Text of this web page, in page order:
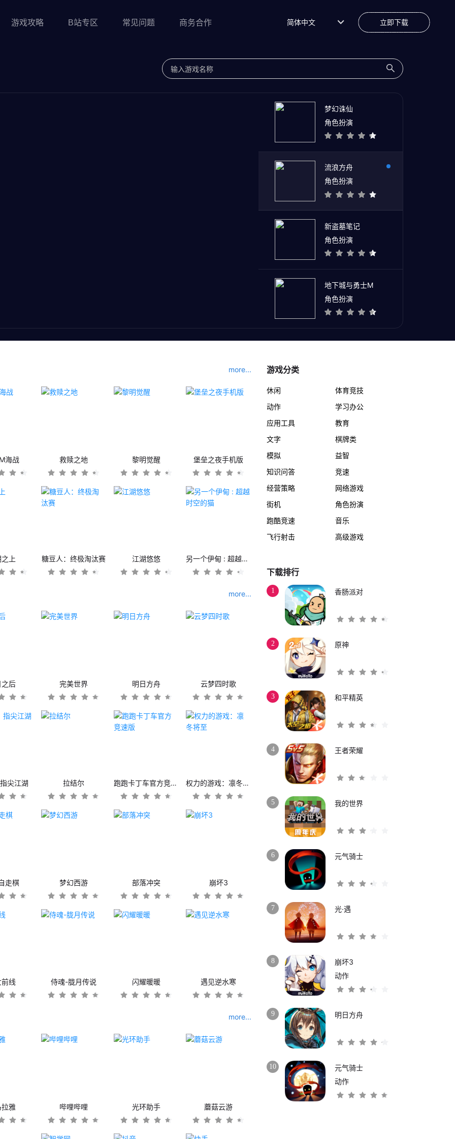
游戏攻略 B站专区 常见问题 商务合作 简体中文 立即下载
梦幻诛仙
角色扮演
流浪方舟
角色扮演
新盗墓笔记
角色扮演
地下城与勇士M
角色扮演
more...
海战 救赎之地 黎明觉醒 堡垒之夜手机版
上 糖豆人：终极淘汰赛 江湖悠悠 另一个伊甸 : 超越时空的猫
more...
后 完美世界 明日方舟 云梦四时歌
尖江湖 拉结尔 跑跑卡丁车官方竞速版 权力的游戏：凛冬将至
走棋 梦幻西游 部落冲突 崩坏3
线 侍魂-胧月传说 闪耀暖暖 遇见逆水寒
more...
雅 哔哩哔哩 光环助手 蘑菇云游
游戏分类
休闲
体育竞技
动作
学习办公
应用工具
教育
文字
棋牌类
模拟
益智
知识问答
竞速
经营策略
网络游戏
街机
角色扮演
跑酷竞速
音乐
飞行射击
高级游戏
下载排行
1 香肠派对
2 原神
3 和平精英
4 王者荣耀
5 我的世界
6 元气骑士
7 光·遇
8
崩坏3
动作
9 明日方舟
10
元气骑士
动作